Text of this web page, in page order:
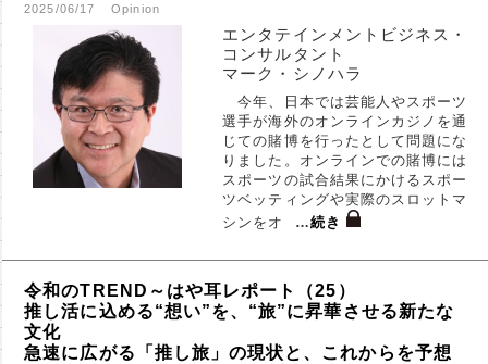
2025/06/17 Opinion
エンタテインメントビジネス・
コンサルタント
マーク・シノハラ
今年、日本では芸能人やスポーツ
選手が海外のオンラインカジノを通
じての賭博を行ったとして問題にな
りました。オンラインでの賭博には
スポーツの試合結果にかけるスポー
ツベッティングや実際のスロットマ
シンをオ
…続き
令和のTREND～はや耳レポート（25）
推し活に込める“想い”を、“旅”に昇華させる新たな
文化
急速に広がる「推し旅」の現状と、これからを予想